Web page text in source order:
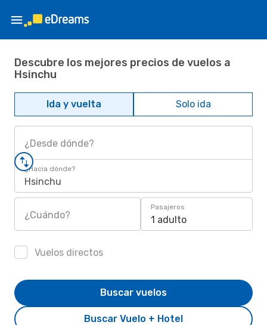
Descubre los mejores precios de vuelos a
Hsinchu
Ida y vuelta Solo ida
¿Desde dónde?
¿Hacia dónde?
Hsinchu
¿Cuándo?
Pasajeros
1 adulto
Vuelos directos
Buscar Vuelo + Hotel
Buscar vuelos